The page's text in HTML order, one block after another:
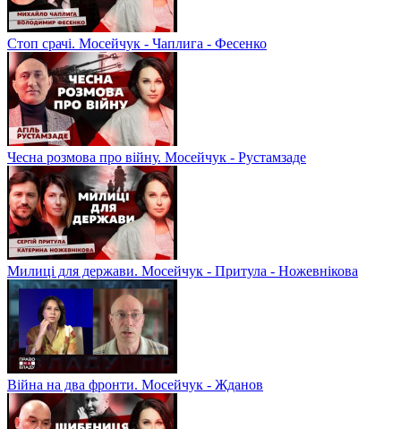
Стоп срачі. Мосейчук - Чаплига - Фесенко
Чесна розмова про війну. Мосейчук - Рустамзаде
Милиці для держави. Мосейчук - Притула - Ножевнікова
Війна на два фронти. Мосейчук - Жданов